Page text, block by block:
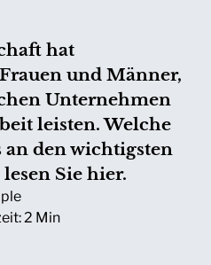
hat
und Männer,
Unternehmen
leisten. Welche
an den wichtigsten
Sie hier.
2 Min